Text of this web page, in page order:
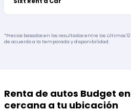
*Precios basados en los resultados entre los últimos
de acuerdo a la temporada y disponibilidad.
Renta de autos Budget
cercana a tu ubicación